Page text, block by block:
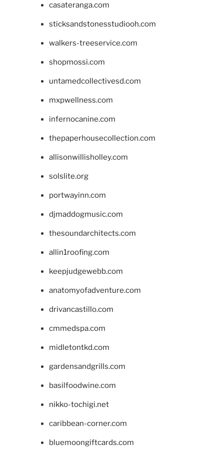
casateranga.com
sticksandstonesstudiooh.com
walkers-treeservice.com
shopmossi.com
untamedcollectivesd.com
mxpwellness.com
infernocanine.com
thepaperhousecollection.com
allisonwillisholley.com
solslite.org
portwayinn.com
djmaddogmusic.com
thesoundarchitects.com
allin1roofing.com
keepjudgewebb.com
anatomyofadventure.com
drivancastillo.com
cmmedspa.com
midletontkd.com
gardensandgrills.com
basilfoodwine.com
nikko-tochigi.net
caribbean-corner.com
bluemoongiftcards.com